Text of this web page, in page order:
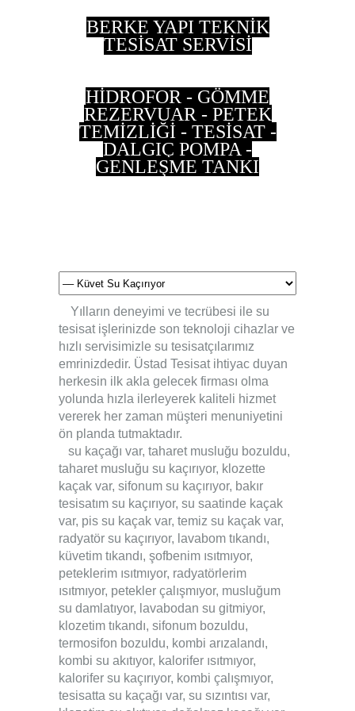
BERKE YAPI TEKNİK
TESİSAT SERVİSİ
HİDROFOR - GÖMME
REZERVUAR - PETEK
TEMİZLİĞİ - TESİSAT -
DALGIÇ POMPA -
GENLEŞME TANKI
Yılların deneyimi ve tecrübesi ile su
tesisat işlerinizde son teknoloji cihazlar ve
hızlı servisimizle su tesisatçılarımız
emrinizdedir. Üstad Tesisat ihtiyac duyan
herkesin ilk akla gelecek firması olma
yolunda hızla ilerleyerek kaliteli hizmet
vererek her zaman müşteri menuniyetini
ön planda tutmaktadır.
su kaçağı var, taharet musluğu bozuldu,
taharet musluğu su kaçırıyor, klozette
kaçak var, sifonum su kaçırıyor, bakır
tesisatım su kaçırıyor, su saatinde kaçak
var, pis su kaçak var, temiz su kaçak var,
radyatör su kaçırıyor, lavabom tıkandı,
küvetim tıkandı, şofbenim ısıtmıyor,
peteklerim ısıtmıyor, radyatörlerim
ısıtmıyor, petekler çalışmıyor, musluğum
su damlatıyor, lavabodan su gitmiyor,
klozetim tıkandı, sifonum bozuldu,
termosifon bozuldu, kombi arızalandı,
kombi su akıtıyor, kalorifer ısıtmıyor,
kalorifer su kaçırıyor, kombi çalışmıyor,
tesisatta su kaçağı var, su sızıntısı var,